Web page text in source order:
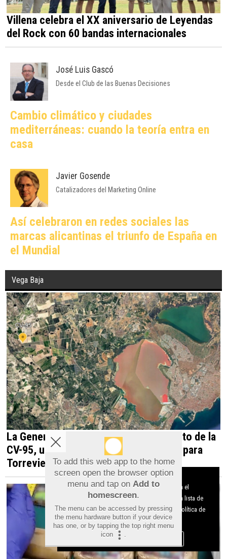
Villena celebra el XX aniversario de Leyendas
del Rock con 60 bandas internacionales
José Luis Gascó
Desde el Club de las Buenas Decisiones
Cambio climático y ciudades
mediterráneas: cuando la teoría entra en
casa
Javier Gosende
Catalizadores del Marketing Online
Así celebraron en redes sociales las
marcas alicantinas el triunfo de España en
el Mundial
Vega Baja
La Generalitat impulsa el desdoblamiento de la
CV-95, una infraestructura estratégica para
Torrevieja y la Vega Baja
To add this web app to the home
screen open the browser option
menu and tap on Add to
homescreen.
The menu can be accessed by pressing
the menu hardware button if your device
has one, or by tapping the top right menu
icon
.
Aviso sobre el Uso de cookies:
Utilizamos cookies nuestras y de terceros para el
funcionamiento del digital. Puedes consultar la lista de
cookies y como desconectarlas. Ver nuestra Política de
Privacidad y Cookies
Aceptar Cookies